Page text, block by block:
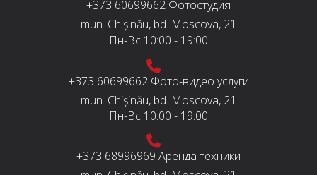
+373 60699662 Фотостудия
mun. Chișinău, bd. Moscova, 21
Пн-Вс 10:00 - 19:00
+373 60699662 Фото-видео услуги
mun. Chișinău, bd. Moscova, 21
Пн-Вс 10:00 - 19:00
+373 68996969 Аренда техники